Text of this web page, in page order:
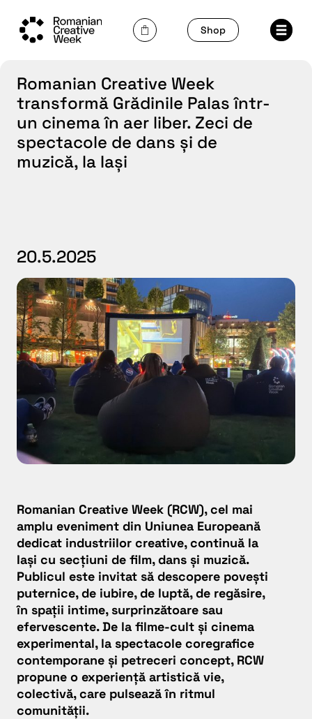
content
Shop
Romanian Creative Week
transformă Grădinile Palas într-
un cinema în aer liber. Zeci de
spectacole de dans și de
muzică, la Iași
20.5.2025
Romanian Creative Week (RCW), cel mai
amplu eveniment din Uniunea Europeană
dedicat industriilor creative, continuă la
Iași cu secțiuni de film, dans și muzică.
Publicul este invitat să descopere povești
puternice, de iubire, de luptă, de regăsire,
în spații intime, surprinzătoare sau
efervescente. De la filme-cult și cinema
experimental, la spectacole coregrafice
contemporane și petreceri concept, RCW
propune o experiență artistică vie,
colectivă, care pulsează în ritmul
comunității.